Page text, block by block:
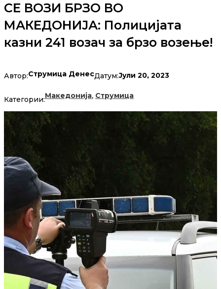
СЕ ВОЗИ БРЗО ВО
МАКЕДОНИЈА: Полицијата
казни 241 возач за брзо возење!
Автор:Струмица ДенесДатум:Јули 20, 2023
Категории:Македонија, Струмица